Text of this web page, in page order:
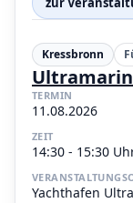
Kressbronn
TERMIN
11.08.2026
ZEIT
14:30 - 15:30
Yachthafen